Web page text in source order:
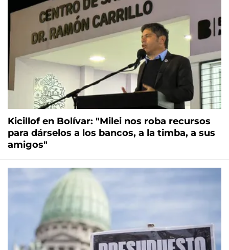
Kicillof en Bolívar: "Milei nos roba recursos
para dárselos a los bancos, a la timba, a sus
amigos"